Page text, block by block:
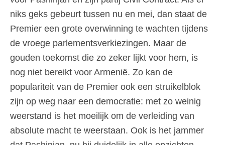
niks geks gebeurt tussen nu en mei, dan staat de
Premier een grote overwinning te wachten tijdens
de vroege parlementsverkiezingen. Maar de
gouden toekomst die zo zeker lijkt voor hem, is
nog niet bereikt voor Armenië. Zo kan de
populariteit van de Premier ook een struikelblok
zijn op weg naar een democratie: met zo weinig
weerstand is het moeilijk om de verleiding van
absolute macht te weerstaan. Ook is het jammer